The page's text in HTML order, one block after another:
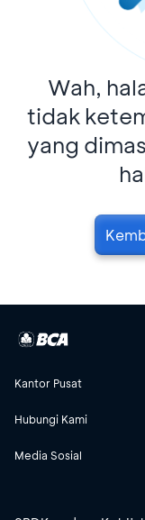
Wah,
tidak
yang
Kantor Pusat
Hubungi Kami
Media Sosial